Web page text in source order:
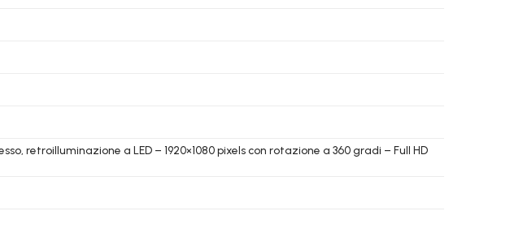
retroilluminazione a LED – 1920×1080 pixels con rotazione a 360 gradi – Full HD